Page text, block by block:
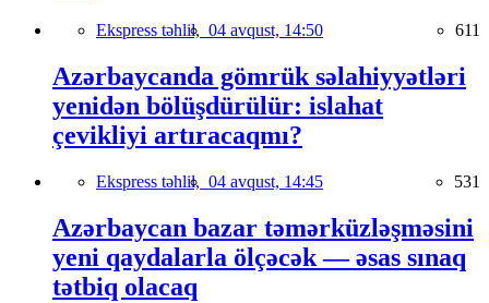
Ekspress təhlil, 04 avqust, 14:50 611
Azərbaycanda gömrük səlahiyyətləri
yenidən bölüşdürülür: islahat
çevikliyi artıracaqmı?
Ekspress təhlil, 04 avqust, 14:45 531
Azərbaycan bazar təmərküzləşməsini
yeni qaydalarla ölçəcək — əsas sınaq
tətbiq olacaq